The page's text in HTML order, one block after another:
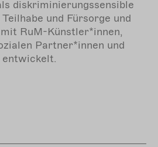
diskriminierungssensible
und Fürsorge und
RuM-Künstler*innen,
Partner*innen und